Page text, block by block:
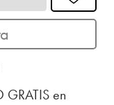
GRATIS en